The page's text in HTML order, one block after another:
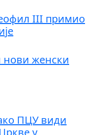
III примио
нови женски
ПЦУ види
у